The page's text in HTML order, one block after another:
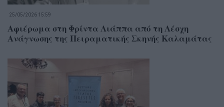
25/05/2026 15:59
Αφιέρωμα στη Φρίντα Λιάππα από τη Λέσχη
Ανάγνωσης της Πειραματικής Σκηνής Καλαμάτας